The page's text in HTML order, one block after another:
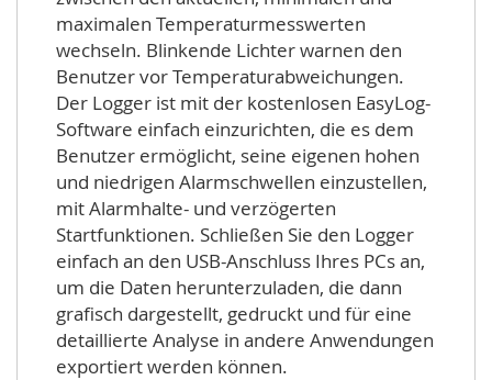
maximalen Temperaturmesswerten
wechseln. Blinkende Lichter warnen den
Benutzer vor Temperaturabweichungen.
Der Logger ist mit der kostenlosen EasyLog-
Software einfach einzurichten, die es dem
Benutzer ermöglicht, seine eigenen hohen
und niedrigen Alarmschwellen einzustellen,
mit Alarmhalte- und verzögerten
Startfunktionen. Schließen Sie den Logger
einfach an den USB-Anschluss Ihres PCs an,
um die Daten herunterzuladen, die dann
grafisch dargestellt, gedruckt und für eine
detaillierte Analyse in andere Anwendungen
exportiert werden können.